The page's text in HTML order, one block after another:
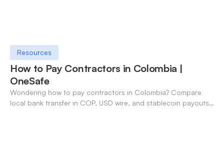
Resources
How to Pay Contractors in Colombia |
OneSafe
Wondering how to pay contractors in Colombia? Compare
local bank transfer in COP, USD wire, and stablecoin payouts.